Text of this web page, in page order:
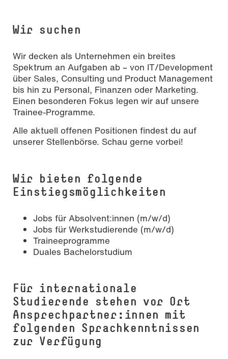
Wir suchen
Wir decken als Unternehmen ein breites
Spektrum an Aufgaben ab – von IT/Development
über Sales, Consulting und Product Management
bis hin zu Personal, Finanzen oder Marketing.
Einen besonderen Fokus legen wir auf unsere
Trainee-Programme.
Alle aktuell offenen Positionen findest du auf
unserer Stellenbörse. Schau gerne vorbei!
Wir bieten folgende
Einstiegsmöglichkeiten
Jobs für Absolvent:innen (m/w/d)
Jobs für Werkstudierende (m/w/d)
Traineeprogramme
Duales Bachelorstudium
Für internationale
Studierende stehen vor Ort
Ansprechpartner:innen mit
folgenden Sprachkenntnissen
zur Verfügung